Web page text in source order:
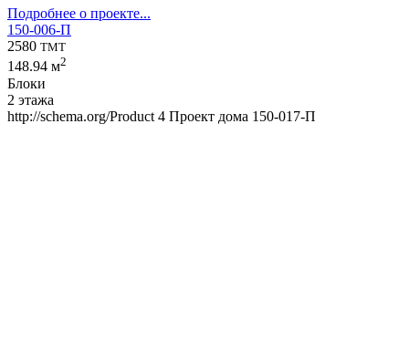
Подробнее о проекте...
150-006-П
2580 TMT
148.94 м2
Блоки
2 этажа
http://schema.org/Product 4 Проект дома 150-017-П